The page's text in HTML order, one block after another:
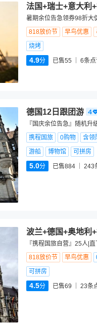
法国+瑞士+意大利
暑期余位告急领券98折大
818放价节
早鸟优惠
烧烤
4.9分 已售55 6条
德国12日跟团游
『国庆余位告急』随机
携程国旅
0购物
含领
游船
博物馆 可拼房
5.0分 已售884 243
波兰+德国+奥地利
『携程国旅自营』25人|
818放价节
早鸟优惠
可拼房
4.5分 已售69 23条